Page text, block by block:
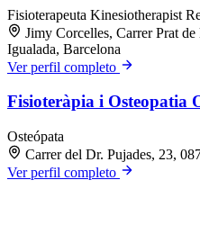
Fisioterapeuta Kinesiotherapist
Jimy Corcelles, Carrer Prat
Igualada, Barcelona
Ver perfil completo
Fisioteràpia i Osteopatia
Osteópata
Carrer del Dr. Pujades, 23,
Ver perfil completo